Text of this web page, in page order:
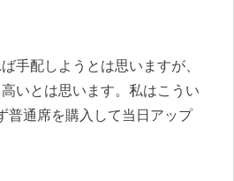
手配しようとは思いますが、
いとは思います。私はこうい
普通席を購入して当日アップ